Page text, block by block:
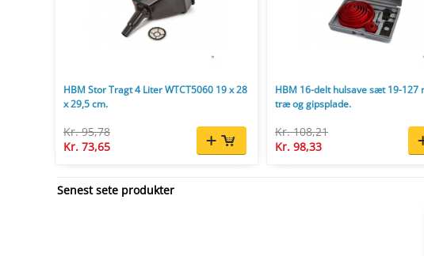
HBM Stor Tragt 4 Liter WTCT5060 19 x 28
x 29,5 cm.
Kr. 95,78
Kr. 73,65
HBM 16-delt hulsave sæt 19-127
træ og gipsplade.
Kr. 108,21
Kr. 98,33
Senest sete produkter